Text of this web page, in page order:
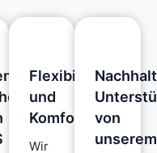
Flexibilität
und
Komfort
Wir
von
unserem